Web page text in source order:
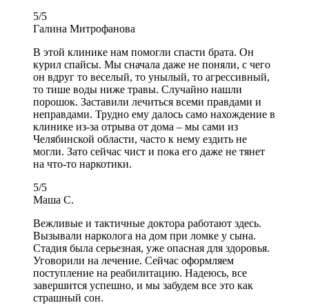
5/5
Галина Митрофанова
В этой клинике нам помогли спасти брата. Он
курил спайсы. Мы сначала даже не поняли, с чего
он вдруг то веселый, то унылый, то агрессивный,
то тише воды ниже травы. Случайно нашли
порошок. Заставили лечиться всеми правдами и
неправдами. Трудно ему далось само нахождение в
клинике из-за отрыва от дома – мы сами из
Челябинской области, часто к нему ездить не
могли. Зато сейчас чист и пока его даже не тянет
на что-то наркотики.
5/5
Маша С.
Вежливые и тактичные доктора работают здесь.
Вызывали нарколога на дом при ломке у сына.
Стадия была серьезная, уже опасная для здоровья.
Уговорили на лечение. Сейчас оформляем
поступление на реабилитацию. Надеюсь, все
завершится успешно, и мы забудем все это как
страшный сон.